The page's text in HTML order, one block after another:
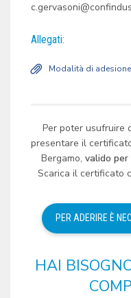
Allegati:
Modalità di
Per poter usufruire
presentare il
Bergamo, valido
Scarica il certificato
HAI